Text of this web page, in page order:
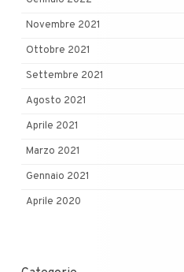
Novembre 2021
Ottobre 2021
Settembre 2021
Agosto 2021
Aprile 2021
Marzo 2021
Gennaio 2021
Aprile 2020